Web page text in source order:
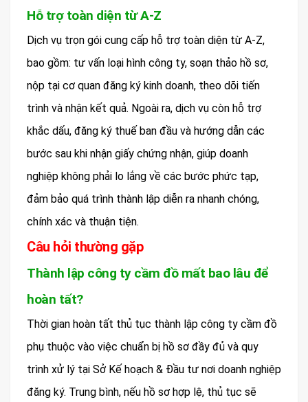
Hỗ trợ toàn diện từ A-Z
Dịch vụ trọn gói cung cấp hỗ trợ toàn diện từ A-Z,
bao gồm: tư vấn loại hình công ty, soạn thảo hồ sơ,
nộp tại cơ quan đăng ký kinh doanh, theo dõi tiến
trình và nhận kết quả. Ngoài ra, dịch vụ còn hỗ trợ
khắc dấu, đăng ký thuế ban đầu và hướng dẫn các
bước sau khi nhận giấy chứng nhận, giúp doanh
nghiệp không phải lo lắng về các bước phức tạp,
đảm bảo quá trình thành lập diễn ra nhanh chóng,
chính xác và thuận tiện.
Câu hỏi thường gặp
Thành lập công ty cầm đồ mất bao lâu để
hoàn tất?
Thời gian hoàn tất thủ tục thành lập công ty cầm đồ
phụ thuộc vào việc chuẩn bị hồ sơ đầy đủ và quy
trình xử lý tại Sở Kế hoạch & Đầu tư nơi doanh nghiệp
đăng ký. Trung bình, nếu hồ sơ hợp lệ, thủ tục sẽ